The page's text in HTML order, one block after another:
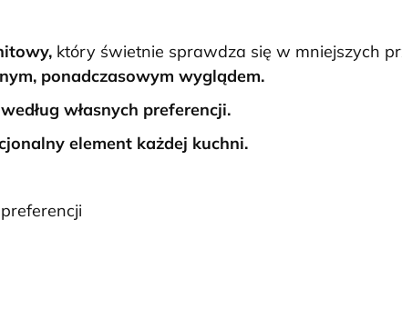
który świetnie sprawdza się w mniejszych
ponadczasowym wyglądem.
własnych preferencji.
element każdej kuchni.